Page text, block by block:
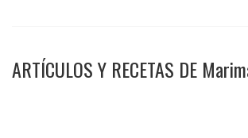
ARTÍCULOS Y RECETAS DE